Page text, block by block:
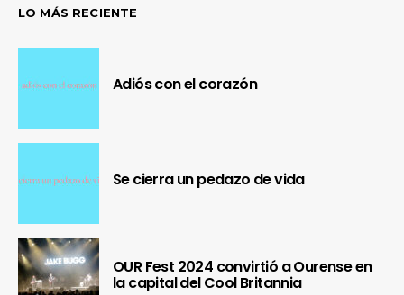
LO MÁS RECIENTE
Adiós con el corazón
Se cierra un pedazo de vida
OUR Fest 2024 convirtió a Ourense en
la capital del Cool Britannia